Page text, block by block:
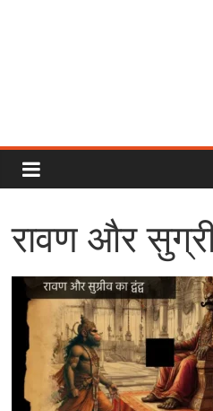
Rajput
Proud
Rajputana
Status
Hindi
रावण और